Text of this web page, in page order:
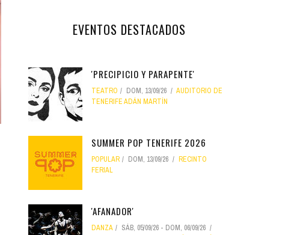
EVENTOS DESTACADOS
'PRECIPICIO Y PARAPENTE'
TEATRO DOM, 13/09/26
AUDITORIO DE
TENERIFE ADÁN MARTÍN
SUMMER POP TENERIFE 2026
POPULAR DOM, 13/09/26
RECINTO
FERIAL
'AFANADOR'
DANZA SÁB, 05/09/26 - DOM, 06/09/26